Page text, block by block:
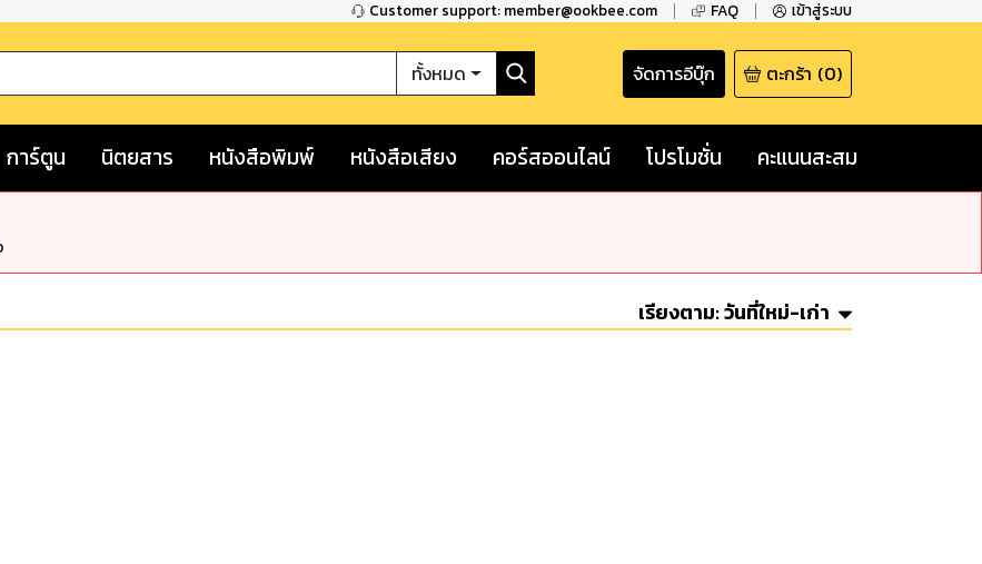
Customer support: member@ookbee.com FAQ เข้าสู่ระบบ
ทั้งหมด จัดการอีบุ๊ก ตะกร้า (0)
การ์ตูน นิตยสาร หนังสือพิมพ์ หนังสือเสียง คอร์สออนไลน์ โปรโมชั่น คะแนนสะสม
เรียงตาม:วันที่ใหม่-เก่า